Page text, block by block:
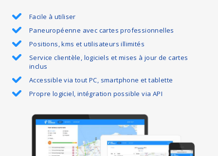
Facile à utiliser
Paneuropéenne avec cartes professionnelles
Positions, kms et utilisateurs illimités
Service clientèle, logiciels et mises à jour de cartes
inclus
Accessible via tout PC, smartphone et tablette
Propre logiciel, intégration possible via API